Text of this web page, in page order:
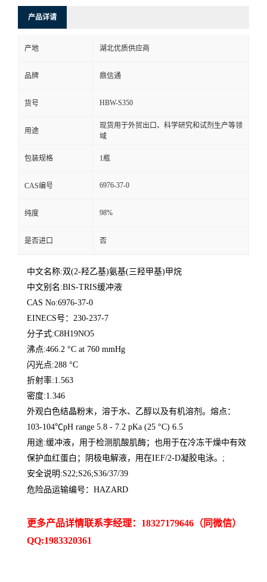
产品详请
产地 湖北优质供应商
品牌 鼎信通
货号 HBW-S350
用途
现货用于外贸出口、科学研究和试剂生产等领
域
包装规格 1瓶
CAS编号 6976-37-0
纯度 98%
是否进口 否
中文名称:双(2-羟乙基)氨基(三羟甲基)甲烷
中文别名:BIS-TRIS缓冲液
CAS No:6976-37-0
EINECS号：230-237-7
分子式:C8H19NO5
沸点:466.2 °C at 760 mmHg
闪光点:288 °C
折射率:1.563
密度:1.346
外观白色结晶粉末，溶于水、乙醇以及有机溶剂。熔点：
103-104℃pH range 5.8 - 7.2 pKa (25 °C) 6.5
用途:缓冲液，用于检测肌酸肌酶；也用于在冷冻干燥中有效
保护血红蛋白；阴极电解液，用在IEF/2-D凝胶电泳。;
安全说明:S22;S26;S36/37/39
危险品运输编号：HAZARD
更多产品详情联系李经理：18327179646（同微信）
QQ:1983320361